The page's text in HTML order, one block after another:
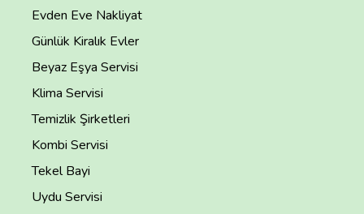
Evden Eve Nakliyat
Günlük Kiralık Evler
Beyaz Eşya Servisi
Klima Servisi
Temizlik Şirketleri
Kombi Servisi
Tekel Bayi
Uydu Servisi